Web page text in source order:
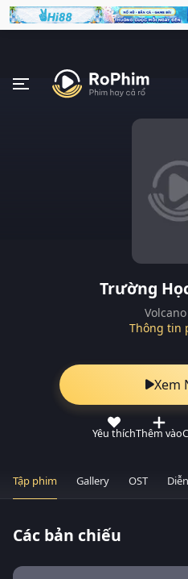
Trường
Thông tin
Xem
Yêu thíchThêm vào
Tập phim Gallery OST
Các bản chiếu